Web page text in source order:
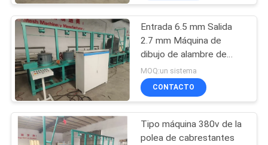
Soldadora de la
malla del rollo
Entrada 6.5 mm Salida
2.7 mm Máquina de
dibujo de alambre de
cobre Velocidad 180m /
min Motor 15kw
MOQ:un sistema
CONTACTO
Tipo máquina 380v de la
polea de cabrestantes